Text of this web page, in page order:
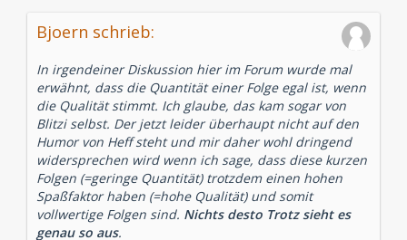
Bjoern schrieb:
In irgendeiner Diskussion hier im Forum wurde mal
erwähnt, dass die Quantität einer Folge egal ist, wenn
die Qualität stimmt. Ich glaube, das kam sogar von
Blitzi selbst. Der jetzt leider überhaupt nicht auf den
Humor von Heff steht und mir daher wohl dringend
widersprechen wird wenn ich sage, dass diese kurzen
Folgen (=geringe Quantität) trotzdem einen hohen
Spaßfaktor haben (=hohe Qualität) und somit
vollwertige Folgen sind. Nichts desto Trotz sieht es
genau so aus.